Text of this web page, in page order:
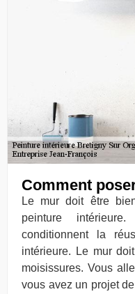
Comment
Le mur doit être
peinture
conditionnent la
intérieure. Le mur
moisissures. Vous
vous avez un projet